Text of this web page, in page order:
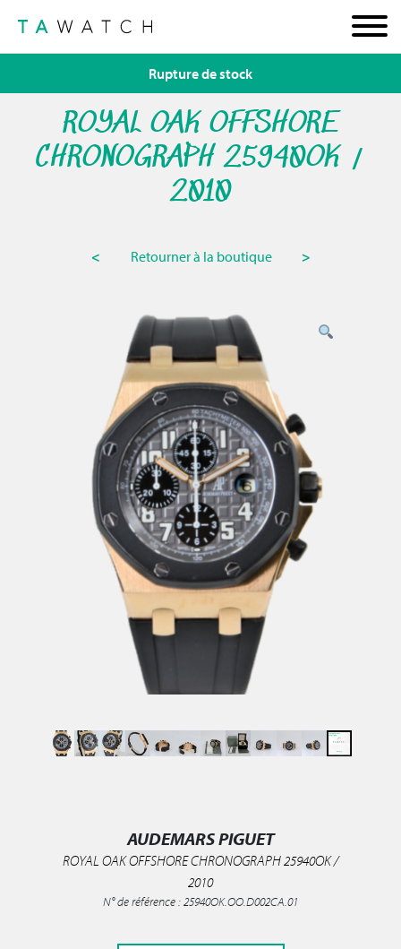
ROYAL OAK OFFSHORE
CHRONOGRAPH 25940OK /
2010
< Retourner à la boutique >
AUDEMARS PIGUET
ROYAL OAK OFFSHORE CHRONOGRAPH 25940OK /
2010
N° de référence : 25940OK.OO.D002CA.01
Rupture de stock